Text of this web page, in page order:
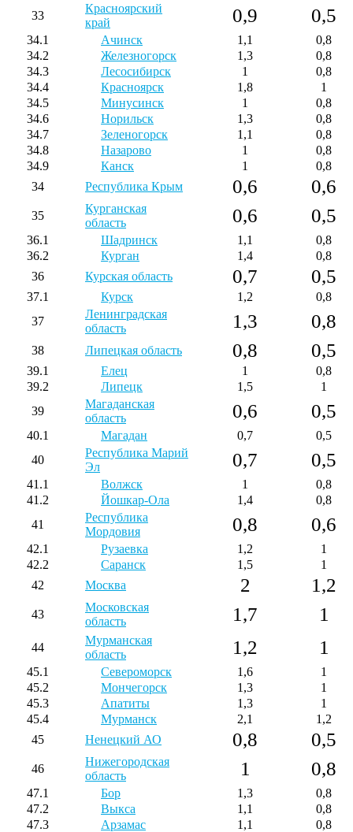
33
Красноярский
край
0,9 0,5
34.1 Ачинск 1,1
0,8
34.2
Железногорск 1,3
0,8
34.3
Лесосибирск 1
0,8
34.4
Красноярск 1,8
1
34.5
Минусинск 1
0,8
34.6
Норильск 1,3
0,8
34.7
Зеленогорск 1,1
0,8
34.8
Назарово 1
0,8
34.9
Канск 1
0,8
34
Республика Крым 0,6 0,6
35
Курганская
область
0,6 0,5
36.1 Шадринск 1,1
0,8
36.2
Курган 1,4
0,8
36
Курская область 0,7 0,5
37.1 Курск 1,2
0,8
37
Ленинградская
область
1,3 0,8
38 Липецкая область 0,8 0,5
39.1 Елец 1
0,8
39.2
Липецк 1,5
1
39
Магаданская
область
0,6 0,5
40.1 Магадан 0,7
0,5
40
Республика Марий
Эл
0,7 0,5
41.1 Волжск 1
0,8
41.2
Йошкар-Ола 1,4
0,8
41
Республика
Мордовия
0,8 0,6
42.1 Рузаевка 1,2
1
42.2
Саранск 1,5
1
42
Москва 2 1,2
43
Московская
область
1,7 1
44
Мурманская
область
1,2 1
45.1 Североморск 1,6
1
45.2
Мончегорск 1,3
1
45.3
Апатиты 1,3
1
45.4
Мурманск 2,1
1,2
45
Ненецкий АО 0,8 0,5
46
Нижегородская
область
1 0,8
47.1 Бор 1,3
0,8
47.2
Выкса 1,1
0,8
47.3
Арзамас 1,1
0,8